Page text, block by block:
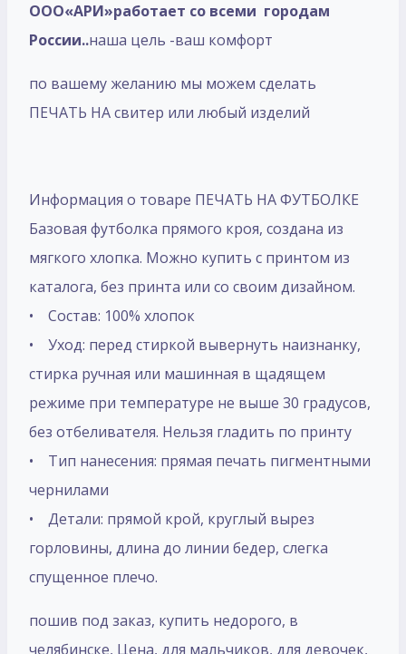
ООО«АРИ»работает со всеми городам
России..наша цель -ваш комфорт
по вашему желанию мы можем сделать
ПЕЧАТЬ НА свитер или любый изделий
Информация о товаре ПЕЧАТЬ НА ФУТБОЛКЕ
Базовая футболка прямого кроя, создана из
мягкого хлопка. Можно купить с принтом из
каталога, без принта или со своим дизайном.
• Состав: 100% хлопок
• Уход: перед стиркой вывернуть наизнанку,
стирка ручная или машинная в щадящем
режиме при температуре не выше 30 градусов,
без отбеливателя. Нельзя гладить по принту
• Тип нанесения: прямая печать пигментными
чернилами
• Детали: прямой крой, круглый вырез
горловины, длина до линии бедер, слегка
спущенное плечо.
пошив под заказ, купить недорого, в
челябинске, Цена, для мальчиков, для девочек,